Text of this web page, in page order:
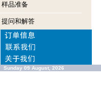
样品准备
提问和解答
Sunday 09 August, 2026